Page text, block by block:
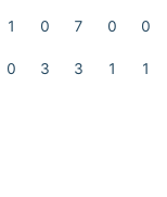
1 0 7 0 0
0 3 3 1 1